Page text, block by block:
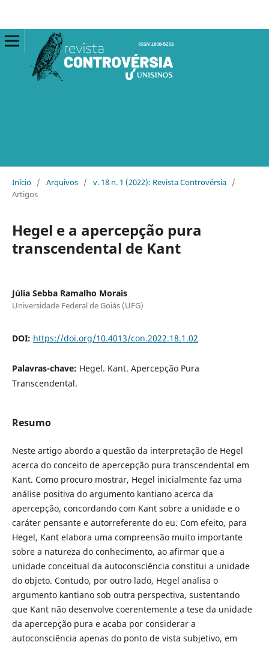
Início / Arquivos / v. 18 n. 1 (2022): Revista Controvérsia /
Artigos
Hegel e a apercepção pura
transcendental de Kant
Júlia Sebba Ramalho Morais
Universidade Federal de Goiás (UFG)
DOI: https://doi.org/10.4013/con.2022.18.1.02
Palavras-chave: Hegel. Kant. Apercepção Pura
Transcendental.
Resumo
Neste artigo abordo a questão da interpretação de Hegel
acerca do conceito de apercepção pura transcendental em
Kant. Como procuro mostrar, Hegel inicialmente faz uma
análise positiva do argumento kantiano acerca da
apercepção, concordando com Kant sobre a unidade e o
caráter pensante e autorreferente do eu. Com efeito, para
Hegel, Kant elabora uma compreensão muito importante
sobre a natureza do conhecimento, ao afirmar que a
unidade conceitual da autoconsciência constitui a unidade
do objeto. Contudo, por outro lado, Hegel analisa o
argumento kantiano sob outra perspectiva, sustentando
que Kant não desenvolve coerentemente a tese da unidade
da apercepção pura e acaba por considerar a
autoconsciência apenas do ponto de vista subjetivo, em